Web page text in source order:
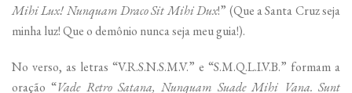
Mihi Lux! Nunquam Draco Sit Mihi Dux!” (Que a Santa Cruz seja
minha luz! Que o demônio nunca seja meu guia!).
No verso, as letras “V.R.S.N.S.M.V.” e “S.M.Q.L.I.V.B.” formam a
oração “Vade Retro Satana, Nunquam Suade Mihi Vana. Sunt